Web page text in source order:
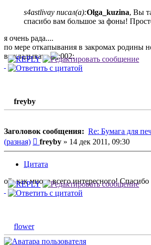
s4astlivay писал(а):Оlga_kuzina, Вы
спасибо вам большое за фоны!
я очень рада....
по мере откапывания в закромах родины
выкладывать
freyby
Заголовок сообщения: Re: Бумага для
(разная)
Сообщение
freyby » 14 дек 2011, 09:30
Цитата
ой, как много всего интересного!
flower